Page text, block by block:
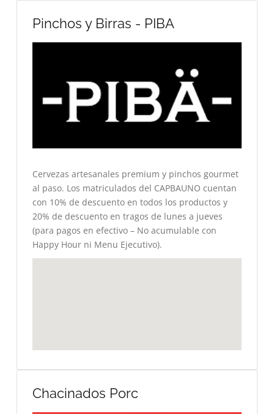
Pinchos y Birras - PIBA
Cervezas artesanales premium y pinchos gourmet
al paso. Los matriculados del CAPBAUNO cuentan
con 10% de descuento en todos los productos y
20% de descuento en tragos de lunes a jueves
(para pagos en efectivo – No acumulable con
Happy Hour ni Menu Ejecutivo).
Chacinados Porc